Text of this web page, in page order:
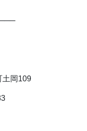
岡109